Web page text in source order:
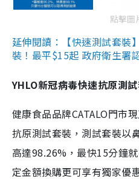
點擊圖
延伸閱讀：【快速測試套裝
裝！最平$15起 政府衛生署
YHLO新冠病毒快速抗原測
健康食品品牌CATALO門市
抗原測試套裝，測試套裝以
高達98.26%，最快15分鐘
定金額換購更可享有獨家優